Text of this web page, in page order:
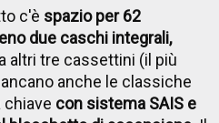
c'è spazio per 62
due caschi integrali,
altri tre cassettini (il più
anche le classiche
chiave con sistema SAIS e